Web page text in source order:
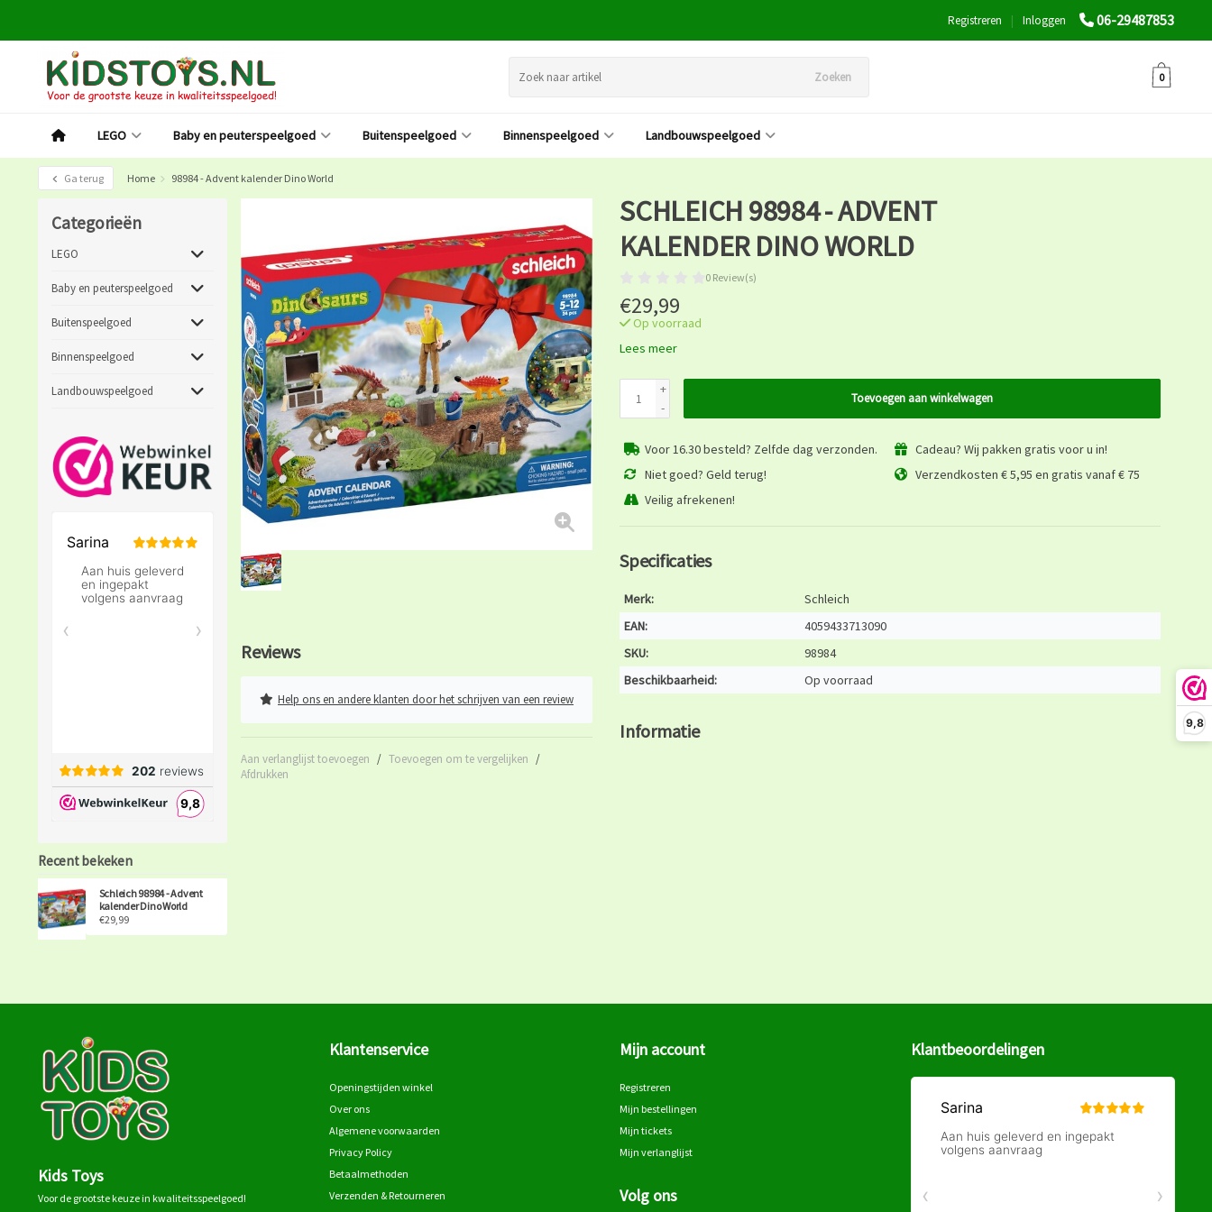
9,8
06-29487853
Inloggen
|
Registreren
Zoeken 0
LEGO Baby en peuterspeelgoed Buitenspeelgoed Binnenspeelgoed Landbouwspeelgoed
Ga terug Home 98984 - Advent kalender Dino World
Categorieën
LEGO
Baby en peuterspeelgoed
Buitenspeelgoed
Binnenspeelgoed
Landbouwspeelgoed
Recent bekeken
Schleich 98984 - Advent
kalender Dino World
€29,99
Reviews
Help ons en andere klanten door het schrijven van een review
Aan verlanglijst toevoegen / Toevoegen om te vergelijken /
Afdrukken
SCHLEICH 98984 - ADVENT
KALENDER DINO WORLD
0 Review(s)
€29,99
Op voorraad
Lees meer
+
-
Toevoegen aan winkelwagen
Voor 16.30 besteld? Zelfde dag verzonden.
Cadeau? Wij pakken gratis voor u in!
Niet goed? Geld terug!
Verzendkosten € 5,95 en gratis vanaf € 75
Veilig afrekenen!
Specificaties
Merk:
Schleich
EAN:
4059433713090
SKU:
98984
Beschikbaarheid:
Op voorraad
Informatie
Kids Toys
Voor de grootste keuze in kwaliteitsspeelgoed!
Klantenservice
Openingstijden winkel
Over ons
Algemene voorwaarden
Privacy Policy
Betaalmethoden
Verzenden & Retourneren
Mijn account
Registreren
Mijn bestellingen
Mijn tickets
Mijn verlanglijst
Volg ons
Klantbeoordelingen